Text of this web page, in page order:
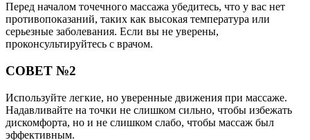
Перед началом точечного массажа убедитесь, что у вас нет
противопоказаний, таких как высокая температура или
серьезные заболевания. Если вы не уверены,
проконсультируйтесь с врачом.
СОВЕТ №2
Используйте легкие, но уверенные движения при массаже.
Надавливайте на точки не слишком сильно, чтобы избежать
дискомфорта, но и не слишком слабо, чтобы массаж был
эффективным.